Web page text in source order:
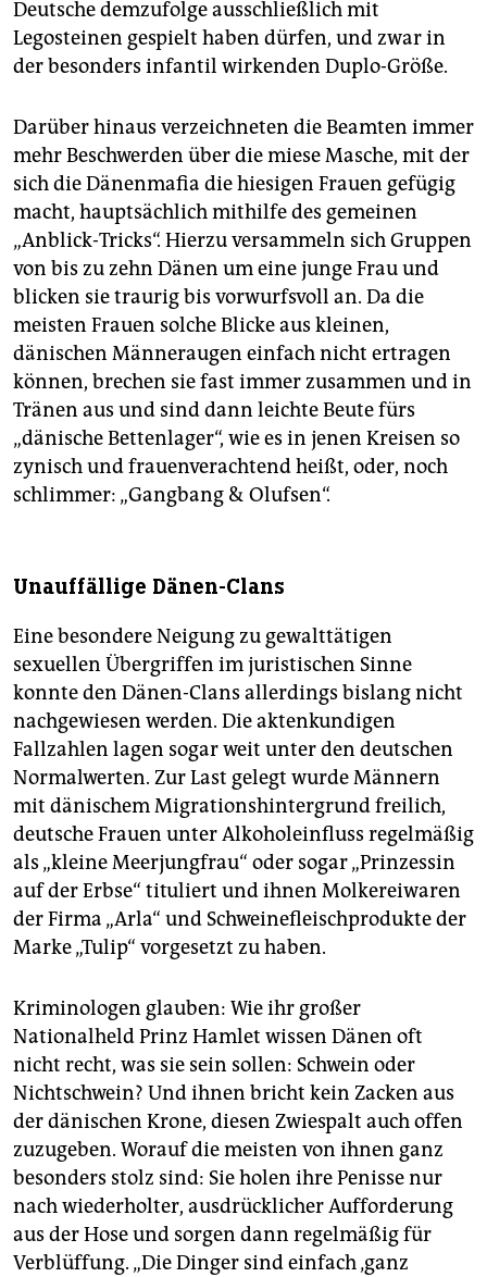
Deutsche demzufolge ausschließlich mit
Legosteinen gespielt haben dürfen, und zwar in
der besonders infantil wirkenden Duplo-Größe.
Darüber hinaus verzeichneten die Beamten immer
mehr Beschwerden über die miese Masche, mit der
sich die Dänenmafia die hiesigen Frauen gefügig
macht, hauptsächlich mithilfe des gemeinen
„Anblick-Tricks“. Hierzu versammeln sich Gruppen
von bis zu zehn Dänen um eine junge Frau und
blicken sie traurig bis vorwurfsvoll an. Da die
meisten Frauen solche Blicke aus kleinen,
dänischen Männeraugen einfach nicht ertragen
können, brechen sie fast immer zusammen und in
Tränen aus und sind dann leichte Beute fürs
„dänische Bettenlager“, wie es in jenen Kreisen so
zynisch und frauenverachtend heißt, oder, noch
schlimmer: „Gangbang & Olufsen“.
Unauffällige Dänen-Clans
Eine besondere Neigung zu gewalttätigen
sexuellen Übergriffen im juristischen Sinne
konnte den Dänen-Clans allerdings bislang nicht
nachgewiesen werden. Die aktenkundigen
Fallzahlen lagen sogar weit unter den deutschen
Normalwerten. Zur Last gelegt wurde Männern
mit dänischem Migrationshintergrund freilich,
deutsche Frauen unter Alkoholeinfluss regelmäßig
als „kleine Meerjungfrau“ oder sogar „Prinzessin
auf der Erbse“ tituliert und ihnen Molkereiwaren
der Firma „Arla“ und Schweinefleischprodukte der
Marke „Tulip“ vorgesetzt zu haben.
Kriminologen glauben: Wie ihr großer
Nationalheld Prinz Hamlet wissen Dänen oft
nicht recht, was sie sein sollen: Schwein oder
Nichtschwein? Und ihnen bricht kein Zacken aus
der dänischen Krone, diesen Zwiespalt auch offen
zuzugeben. Worauf die meisten von ihnen ganz
besonders stolz sind: Sie holen ihre Penisse nur
nach wiederholter, ausdrücklicher Aufforderung
aus der Hose und sorgen dann regelmäßig für
Verblüffung. „Die Dinger sind einfach ‚ganz